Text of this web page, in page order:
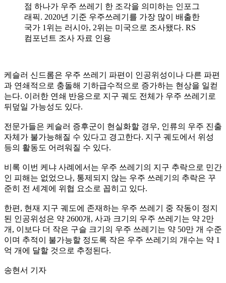
점 하나가 우주 쓰레기 한 조각을 의미하는 인포그
래픽. 2020년 기준 우주쓰레기를 가장 많이 배출한
국가 1위는 러시아, 2위는 미국으로 조사됐다. RS
컴포넌트 조사 자료 인용
케슬러 신드롬은 우주 쓰레기 파편이 인공위성이나 다른 파편
과 연쇄적으로 충돌해 기하급수적으로 증가하는 현상을 일컫
는다. 이러한 연쇄 반응으로 지구 궤도 전체가 우주 쓰레기로
뒤덮일 가능성도 있다.
전문가들은 케슬러 증후군이 현실화할 경우, 인류의 우주 진출
자체가 불가능해질 수 있다고 경고한다. 지구 궤도에서 위성
등의 활동도 어려워질 수 있다.
비록 이번 케냐 사례에서는 우주 쓰레기의 지구 추락으로 민간
인 피해는 없었으나, 통제되지 않는 우주 쓰레기의 추락은 꾸
준히 전 세계에 위협 요소로 꼽히고 있다.
한편, 현재 지구 궤도에 존재하는 우주 쓰레기 중 작동이 정지
된 인공위성은 약 2600개, 사과 크기의 우주 쓰레기는 약 2만
개, 이보다 더 작은 구슬 크기의 우주 쓰레기는 약 50만 개 수준
이며 추적이 불가능할 정도록 작은 우주 쓰레기의 개수는 약 1
억 개에 달할 것으로 추정된다.
송현서 기자